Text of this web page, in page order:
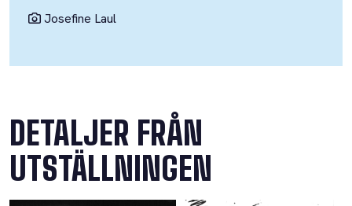
Josefine Laul
DETALJER FRÅN
UTSTÄLLNINGEN